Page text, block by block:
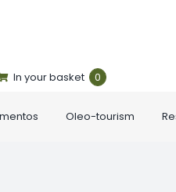
In your basket 0
Oleo-tourism